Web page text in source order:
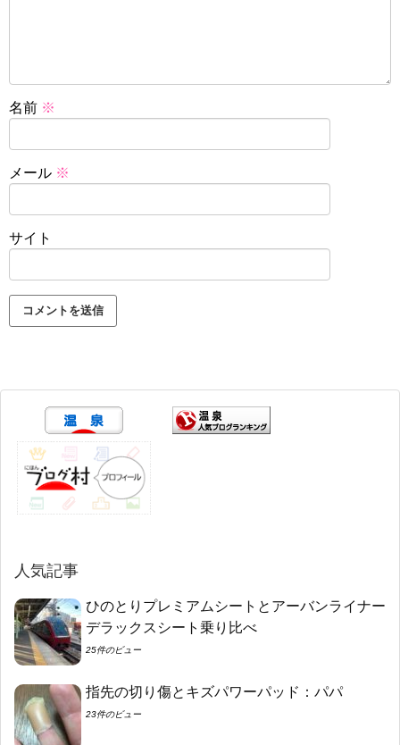
名前 ※
メール ※
サイト
人気記事
ひのとりプレミアムシートとアーバンライナー
デラックスシート乗り比べ
25件のビュー
指先の切り傷とキズパワーパッド：パパ
23件のビュー